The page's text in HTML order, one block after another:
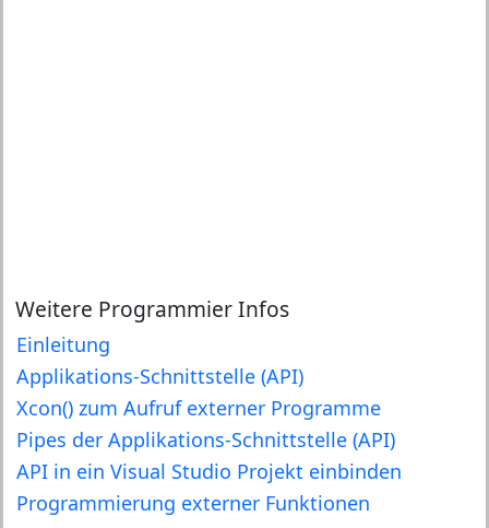
Weitere Programmier Infos
Einleitung
Applikations-Schnittstelle (API)
Xcon() zum Aufruf externer Programme
Pipes der Applikations-Schnittstelle (API)
API in ein Visual Studio Projekt einbinden
Programmierung externer Funktionen